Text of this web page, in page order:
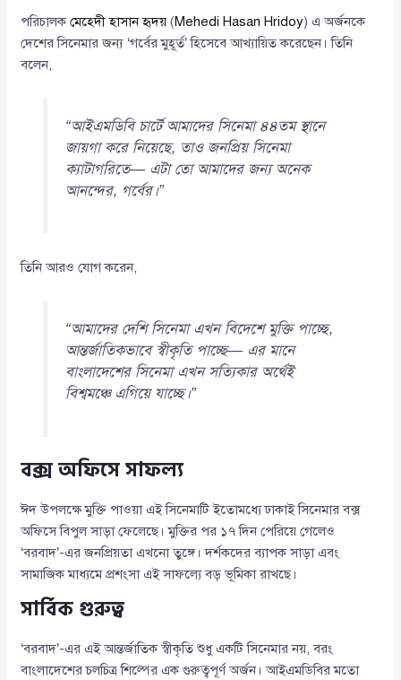
পরিচালকমেহেদী হাসান হৃদয় (Mehedi Hasan Hridoy) এ অর্জনকে
দেশের সিনেমার জন্য ‘গর্বের মুহূর্ত’ হিসেবে আখ্যায়িত করেছেন। তিনি
বলেন,
“আইএমডিবি চার্টে আমাদের সিনেমা ৪৪তম স্থানে
জায়গা করে নিয়েছে, তাও জনপ্রিয় সিনেমা
ক্যাটাগরিতে— এটা তো আমাদের জন্য অনেক
আনন্দের, গর্বের।”
তিনি আরও যোগ করেন,
“আমাদের দেশি সিনেমা এখন বিদেশে মুক্তি পাচ্ছে,
আন্তর্জাতিকভাবে স্বীকৃতি পাচ্ছে— এর মানে
বাংলাদেশের সিনেমা এখন সত্যিকার অর্থেই
বিশ্বমঞ্চে এগিয়ে যাচ্ছে।”
বক্স অফিসে সাফল্য
ঈদ উপলক্ষে মুক্তি পাওয়া এই সিনেমাটি ইতোমধ্যে ঢাকাই সিনেমার বক্স
অফিসে বিপুল সাড়া ফেলেছে। মুক্তির পর ১৭ দিন পেরিয়ে গেলেও
‘বরবাদ’-এর জনপ্রিয়তা এখনো তুঙ্গে। দর্শকদের ব্যাপক সাড়া এবং
সামাজিক মাধ্যমে প্রশংসা এই সাফল্যে বড় ভূমিকা রাখছে।
সার্বিক গুরুত্ব
‘বরবাদ’-এর এই আন্তর্জাতিক স্বীকৃতি শুধু একটি সিনেমার নয়, বরং
বাংলাদেশের চলচিত্র শিল্পের এক গুরুত্বপূর্ণ অর্জন। আইএমডিবির মতো